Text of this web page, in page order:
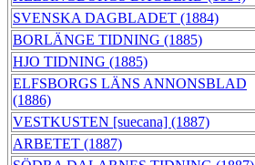
SVENSKA DAGBLADET (1884)
BORLÄNGE TIDNING (1885)
HJO TIDNING (1885)
ELFSBORGS LÄNS ANNONSBLAD
(1886)
VESTKUSTEN [suecana] (1887)
ARBETET (1887)